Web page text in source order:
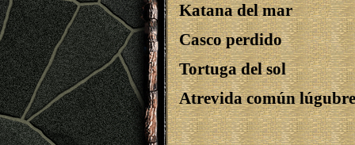
Katana del mar
Casco perdido
Tortuga del sol
Atrevida común lúgubre